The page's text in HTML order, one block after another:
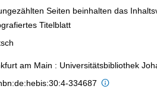
Seiten beinhalten das
Titelblatt
am Main : Universitätsbibliothek
334687